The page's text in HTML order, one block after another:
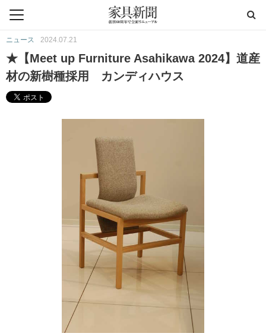
ニュース 2024.07.21
★【Meet up Furniture Asahikawa 2024】道産
材の新樹種採用 カンディハウス